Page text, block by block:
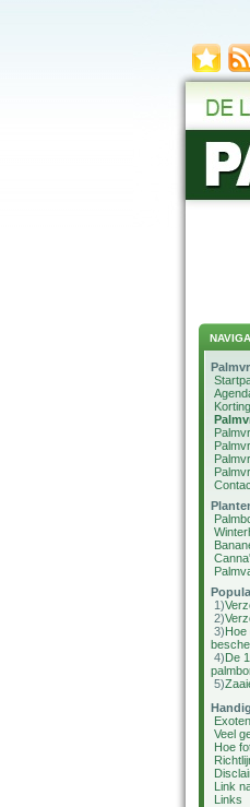
1)
2)
3)Hoe
4)De
5)
Veel
Hoe
Link
Links